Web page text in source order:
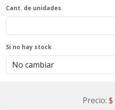
Cant. de unidades
Si no hay stock
Precio: $